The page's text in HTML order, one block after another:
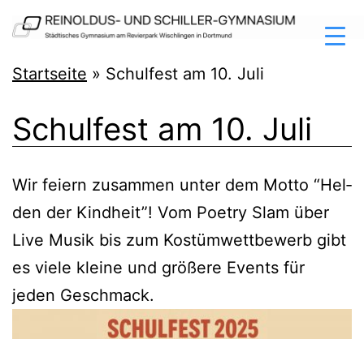
Zum
Inhalt
springen
Reinoldus-
Schiller-
Dortmund
Startseite » Schulfest am 10. Juli
Schulfest am 10. Juli
Wir fei­ern zusam­men unter dem Mot­to “Hel­
den der Kind­heit”! Vom Poet­ry Slam über
Live Musik bis zum Kos­tüm­wett­be­werb gibt
es vie­le klei­ne und grö­ße­re Events für
jeden Geschmack.